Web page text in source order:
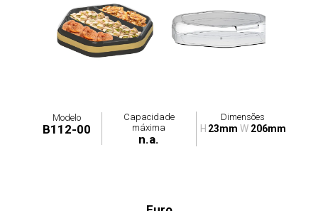
Modelo
B112-00
Capacidade
máxima
n.a.
Dimensões
H 23mm W 206mm